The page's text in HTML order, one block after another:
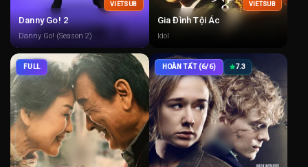
VIETSUB
Danny Go! 2
Danny Go! (Season 2)
VIETSUB
Gia Đình Tội Ác
Idol
FULL HOÀN TẤT (6/6) 7.3